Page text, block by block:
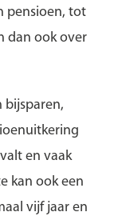
pensioen, tot
dan ook over
bijsparen,
en vaak
kan ook een
vijf jaar en